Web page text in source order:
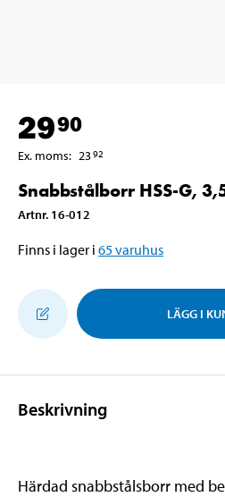
2990
Ex. moms: 2392
Snabbstålborr HSS-G,
Artnr. 16-012
Finns i lager i 65varuhus
LÄGG I
Beskrivning
Härdad snabbstålsborr med